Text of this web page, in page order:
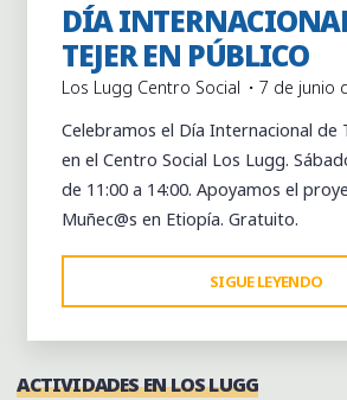
Actividades Actividades puntuales
DÍA
TEJER EN PÚBLICO
Los Lugg Centro Social
7 de junio
Celebramos el Día Internacional de
en el Centro Social Los Lugg.
de 11:00 a 14:00. Apoyamos el
Muñec@s en Etiopía. Gratuito.
SIGUE LEYENDO
DE
ACTIVIDADES EN LOS LUGG